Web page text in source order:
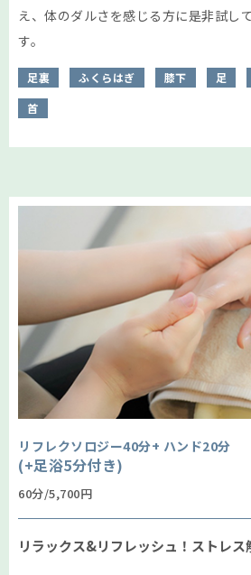
え、体のダルさを感じる方に是非試し
す。
足裏 ふくらはぎ 膝下 足
首
リフレクソロジー40分+ ハンド20分
(+足浴5分付き)
60分/5,700円
リラックス&リフレッシュ！ストレ